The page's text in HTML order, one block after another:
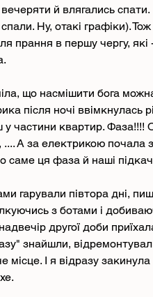
вечеряти й влягались
спали. Ну, отакі графіки).
прання в першу чергу, які
після ночі ввімкнулась
частини квартир. Фаза!!!!
.... А за електрикою
саме ця фаза й наші
з ботами і
другої доби
знайшли,
місце. І я відразу